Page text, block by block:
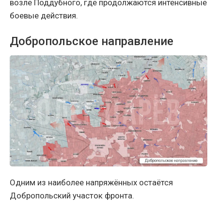
возле Поддубного, где продолжаются интенсивные
боевые действия.
Добропольское направление
Одним из наиболее напряжённых остаётся
Добропольский участок фронта.